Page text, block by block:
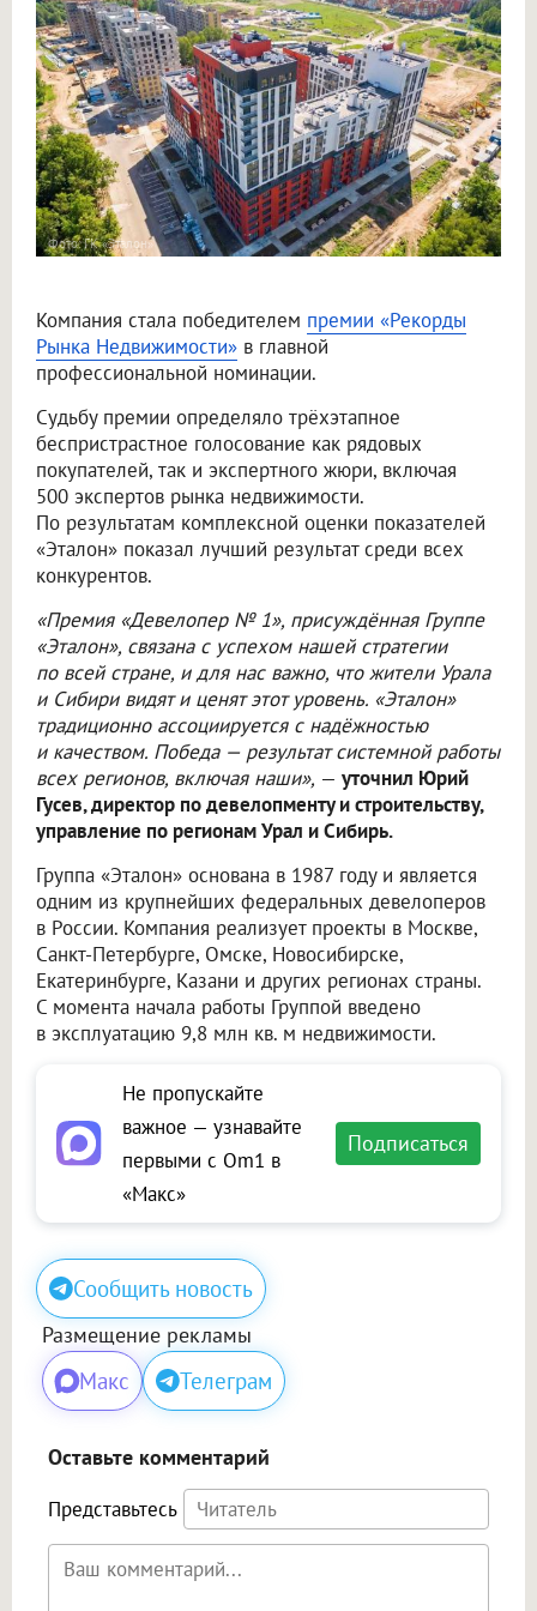
Фото: ГК «Эталон»
Компания стала победителем премии «Рекорды
Рынка Недвижимости» в главной
профессиональной номинации.
Судьбу премии определяло трёхэтапное
беспристрастное голосование как рядовых
покупателей, так и экспертного жюри, включая
500 экспертов рынка недвижимости.
По результатам комплексной оценки показателей
«Эталон» показал лучший результат среди всех
конкурентов.
«Премия «Девелопер № 1», присуждённая Группе
«Эталон», связана с успехом нашей стратегии
по всей стране, и для нас важно, что жители Урала
и Сибири видят и ценят этот уровень. «Эталон»
традиционно ассоциируется с надёжностью
и качеством. Победа — результат системной работы
всех регионов, включая наши», — уточнил Юрий
Гусев, директор по девелопменту и строительству,
управление по регионам Урал и Сибирь.
Группа «Эталон» основана в 1987 году и является
одним из крупнейших федеральных девелоперов
в России. Компания реализует проекты в Москве,
Санкт-Петербурге, Омске, Новосибирске,
Екатеринбурге, Казани и других регионах страны.
С момента начала работы Группой введено
в эксплуатацию 9,8 млн кв. м недвижимости.
Не пропускайте
важное — узнавайте
первыми с Om1 в
«Макс»
Подписаться
Сообщить новость
Размещение рекламы
Макс Телеграм
Оставьте комментарий
Представьтесь